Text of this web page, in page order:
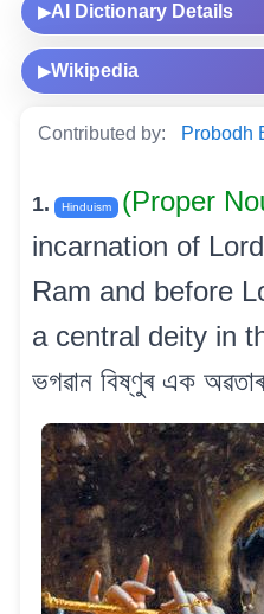
▶AI Dictionary Details
▶Wikipedia
Contributed by: Probodh
1. Hinduism (Proper
incarnation of
Ram and before
a central deity in
ভগৱান বিষ্ণুৰ এক